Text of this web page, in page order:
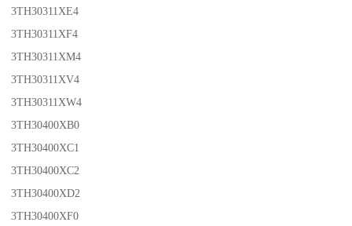
3TH30311XE4
3TH30311XF4
3TH30311XM4
3TH30311XV4
3TH30311XW4
3TH30400XB0
3TH30400XC1
3TH30400XC2
3TH30400XD2
3TH30400XF0